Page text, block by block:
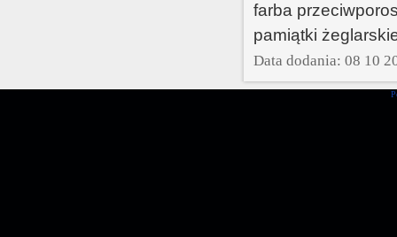
farba
pamiątki
Data dodania: 08 10